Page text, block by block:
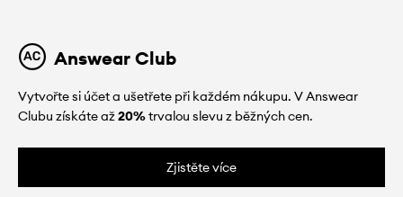
Answear Club
Vytvořte si účet a ušetřete při každém nákupu. V Answear
Clubu získáte až20%trvalou slevu z běžných cen.
Zjistěte více